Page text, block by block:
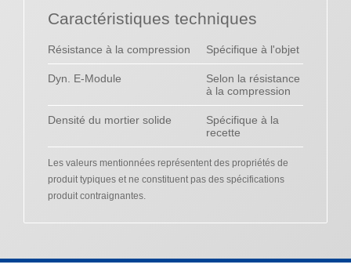
Caractéristiques techniques
Résistance à la compression Spécifique à l'objet
Dyn. E-Module
Selon la résistance
à la compression
Densité du mortier solide
Spécifique à la
recette
Les valeurs mentionnées représentent des propriétés de
produit typiques et ne constituent pas des spécifications
produit contraignantes.